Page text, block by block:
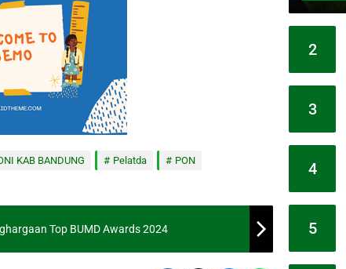
KAB BANDUNG Pelatda
PON
Top BUMD Awards 2024
2
3
4
5